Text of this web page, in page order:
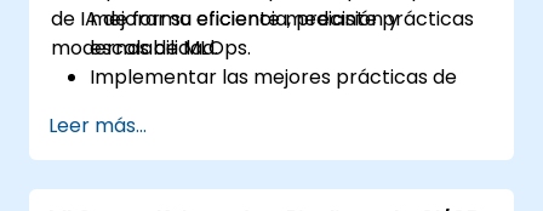
de IA de forma eficiente mediante prácticas
modernas de MLOps.
mejorar su eficiencia, precisión y
escalabilidad.
Implementar las mejores prácticas de
Desplegar modelos DeepSeek tanto en
infraestructura en la nube como on-
premise.
Leer más...